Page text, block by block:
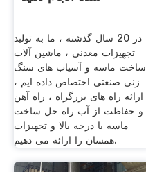
در 20 سال گذشته ، ما به تولید
تجهیزات معدنی ، ماشین آلات
ساخت ماسه و آسیاب های سنگ
زنی صنعتی اختصاص داده ایم ،
ارائه راه های بزرگراه ، راه آهن
و حفاظت از آب راه حل ساخت
ماسه با درجه بالا و تجهیزات
همسان را ارائه می دهیم.